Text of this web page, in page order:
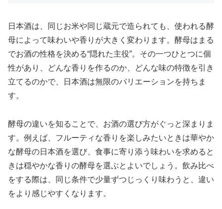
日本酒は、同じお米や同じ蔵元で造られても、使われる酵
母によって味わいや香りが大きく変わります。酵母はまる
でお酒の性格を決める“隠れた主役”。その一つひとつに個
性があり、どんな香りを作るのか、どんな味の特徴を引き
立てるのかで、日本酒は無限のバリエーションを持ちま
す。
酵母の違いを知ることで、お酒の選び方がぐっと深まりま
す。例えば、フルーティな香りを楽しみたいときは華やか
な酵母の日本酒を選び、食事に寄り添う味わいを求めると
きは穏やかな香りの酵母を選ぶとよいでしょう。飲み比べ
をする際は、同じ条件で少量ずつじっくり味わうと、違い
をより感じやすくなります。